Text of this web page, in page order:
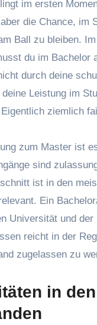
im ersten
die Chance, im
Ball zu bleiben.
du im Bachelor
durch deine
Leistung im
ziemlich
zum Master ist
sind
ist in den
Ein
Universität und der
reicht in der
zugelassen zu
in den